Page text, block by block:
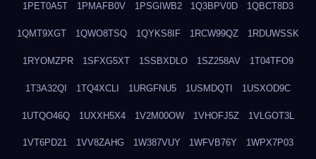
1PET0A5T 1PMAFB0V 1PSGIWB2 1Q3BPV0D 1QBCT8D3
1QMT9XGT 1QWO8TSQ 1QYKS8IF 1RCW99QZ 1RDUWSSK
1RYOMZPR 1SFXG5XT 1SSBXDLO 1SZ258AV 1T04TFO9
1T3A32QI 1TQ4XCLI 1URGFNU5 1USMDQTI 1USXOD9C
1UTQO46Q 1UXXH5X4 1V2M00OW 1VHOFJ5Z 1VLGOT3L
1VT6PD21 1VV8ZAHG 1W387VUY 1WFVB76Y 1WPX7P03